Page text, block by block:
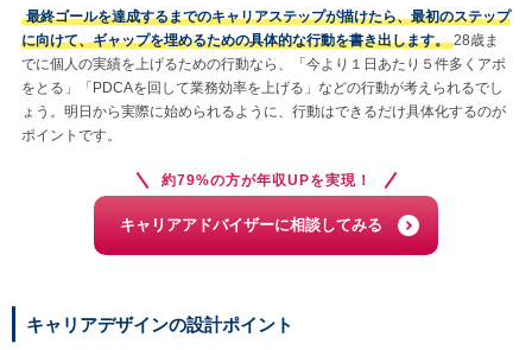
最終ゴールを達成するまでのキャリアステップが描けたら、最初のステップ
に向けて、ギャップを埋めるための具体的な行動を書き出します。 28歳ま
でに個人の実績を上げるための行動なら、「今より１日あたり５件多くアポ
をとる」「PDCAを回して業務効率を上げる」などの行動が考えられるでし
ょう。明日から実際に始められるように、行動はできるだけ具体化するのが
ポイントです。
約79%の方が年収UPを実現！
キャリアアドバイザーに相談してみる
キャリアデザインの設計ポイント